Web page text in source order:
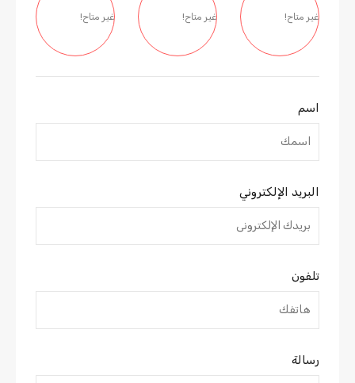
غير متاح! غير متاح! غير متاح!
اسم
البريد الإلكتروني
تلفون
رسالة